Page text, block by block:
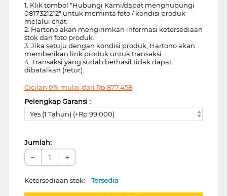
1. Klik tombol "Hubungi Kami/dapat menghubungi
0817321212" untuk meminta foto / kondisi produk
melalui chat.
2. Hartono akan mengirimkan informasi ketersediaan
stok dan foto produk.
3. Jika setuju dengan kondisi produk, Hartono akan
memberikan link produk untuk transaksi.
4. Transaksi yang sudah berhasil tidak dapat
dibatalkan (retur).
Cicilan 0% mulai dari Rp877.458
Pelengkap Garansi :
Yes (1 Tahun) (+Rp 99.000)
Jumlah:
− +
Ketersediaan stok: Tersedia